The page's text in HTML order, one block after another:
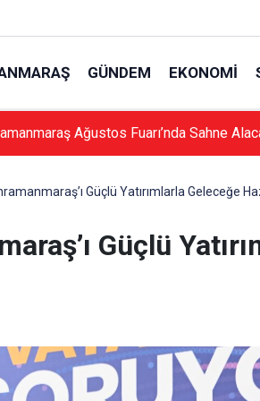
GÜNDEM EKONOMI
Ağustos Fuarı’nda Sahne
Güçlü Yatırımlarla Geleceğe
Güçlü